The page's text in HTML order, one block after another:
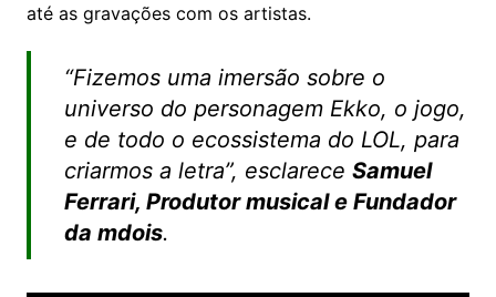
até as gravações com os artistas.
“Fizemos uma imersão sobre o
universo do personagem Ekko, o jogo,
e de todo o ecossistema do LOL, para
criarmos a letra”, esclarece Samuel
Ferrari, Produtor musical e Fundador
da mdois.